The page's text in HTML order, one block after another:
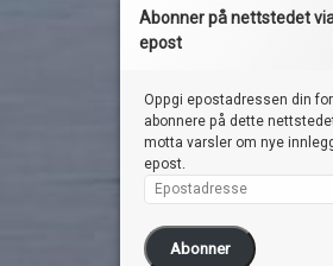
Abonner på nettstedet
epost
Oppgi epostadressen din
abonnere på dette
motta varsler om nye
epost.
Epostadresse
Abonner